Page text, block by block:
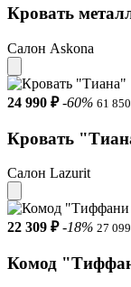
Кровать
Салон Askona
24 990 ₽ -60% 61
Кровать
Салон Lazurit
22 309 ₽ -18% 27
Комод